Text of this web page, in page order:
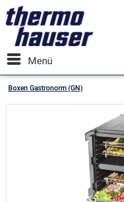
Menü
Boxen Gastronorm (GN)